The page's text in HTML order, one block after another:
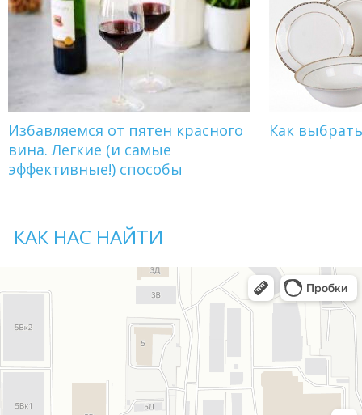
Избавляемся от пятен красного
вина. Легкие (и самые
эффективные!) способы
Как
КАК НАС НАЙТИ